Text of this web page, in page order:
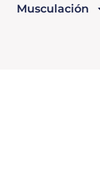
Musculación